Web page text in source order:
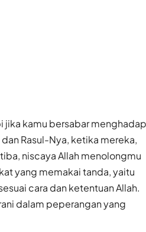
jika kamu bersabar
Rasul-Nya, ketika mereka,
niscaya Allah menolongmu
yang memakai tanda, yaitu
cara dan ketentuan Allah.
dalam peperangan yang